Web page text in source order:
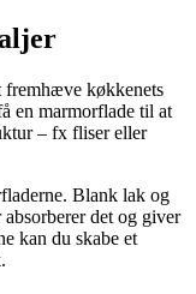
fremhæve køkkenets
en marmorflade til at
– fx fliser eller
Blank lak og
absorberer det og giver
kan du skabe et